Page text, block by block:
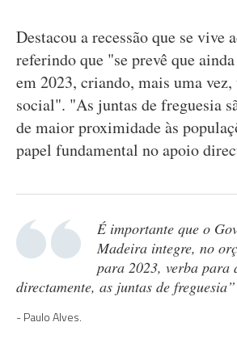
Destacou a recessão que se vive
referindo que "se prevê que
em 2023, criando, mais uma
social". "As juntas de freguesia
de maior proximidade às
papel fundamental no apoio
É importante que o
Madeira integre, no
para 2023, verba para
directamente, as juntas de freguesia”
Paulo Alves.